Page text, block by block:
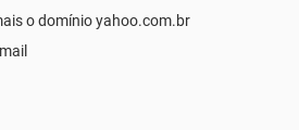
o domínio yahoo.com.br